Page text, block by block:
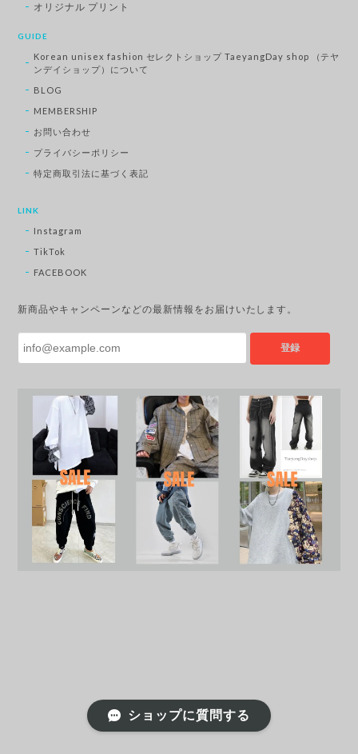
オリジナル プリント
GUIDE
Korean unisex fashion セレクトショップ TaeyangDay shop （テヤ
ンデイショップ）について
BLOG
MEMBERSHIP
お問い合わせ
プライバシーポリシー
特定商取引法に基づく表記
LINK
Instagram
TikTok
FACEBOOK
新商品やキャンペーンなどの最新情報をお届けいたします。
登録
ショップに質問する